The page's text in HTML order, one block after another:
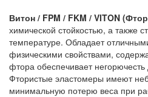
Витон / FPM / FKM / VITON
химической стойкостью, а также
температуре. Обладает
физическими свойствами,
фтора обеспечивает
Фтористые эластомеры имеют
минимальную потерю веса при